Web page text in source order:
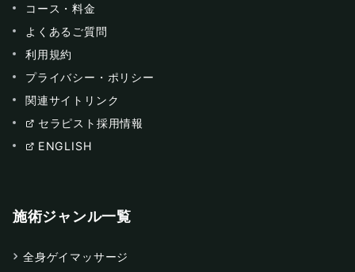
コース・料金
よくあるご質問
利用規約
プライバシー・ポリシー
関連サイトリンク
セラピスト採用情報
ENGLISH
施術ジャンル一覧
全身ゲイマッサージ